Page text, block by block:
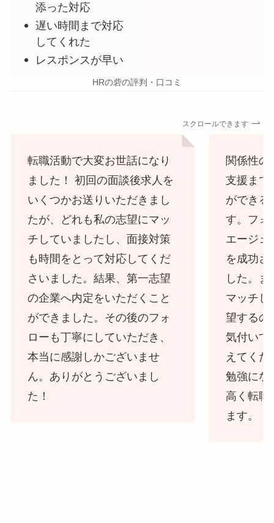
添った対応
遅い時間まで対応
してくれた
レスポンスが早い
HRの砦の評判・口コミ
スクロールできます
転職活動で大変お世話になり
ました！ 初回の面談後求人を
いくつかお送りいただきまし
たが、どれも私の志望にマッ
チしていましたし、面接対策
も時間をとって対応してくだ
さいました。結果、第一志望
の企業へ内定をいただくこと
ができました。その後のフォ
ローも丁寧にしていただき、
本当に感謝しかございませ
ん。ありがとうございまし
た！
関係性の
支援まで
ができる
す。フォ
エージェ
を成功さ
した。
マッチし
望するの
気付いて
えてくだ
勉強にな
高く転職
ます。